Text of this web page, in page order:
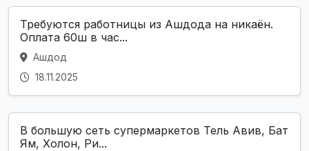
Требуются работницы из Ашдода на никаён.
Оплата 60ш в час...
Ашдод
18.11.2025
В большую сеть супермаркетов Тель Авив, Бат
Ям, Холон, Ри...